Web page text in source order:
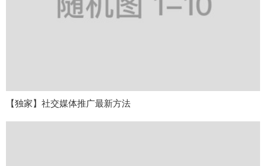
【独家】社交媒体推广最新方法